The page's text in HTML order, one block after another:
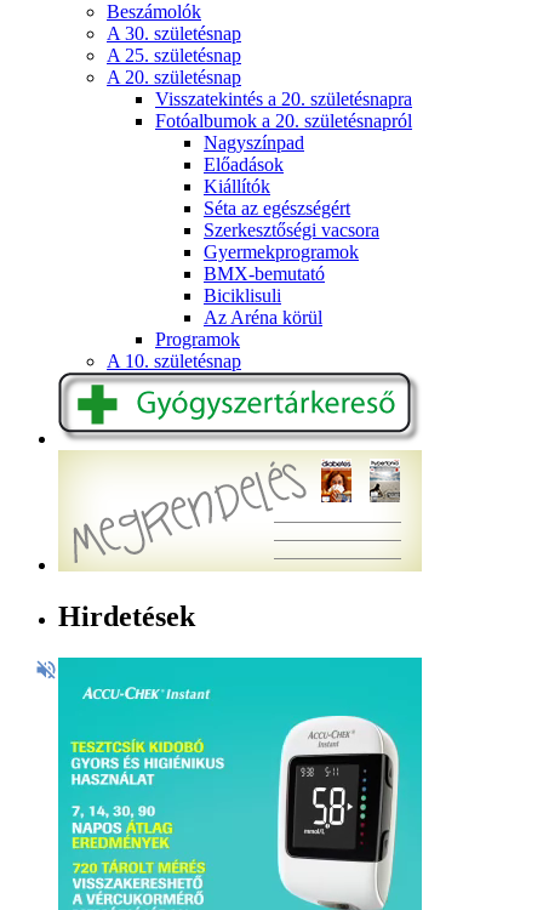
Beszámolók
A 30. születésnap
A 25. születésnap
A 20. születésnap
Visszatekintés a 20. születésnapra
Fotóalbumok a 20. születésnapról
Nagyszínpad
Előadások
Kiállítók
Séta az egészségért
Szerkesztőségi vacsora
Gyermekprogramok
BMX-bemutató
Biciklisuli
Az Aréna körül
Programok
A 10. születésnap
Hirdetések